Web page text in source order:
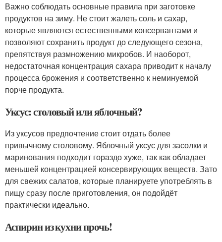
Важно соблюдать основные правила при заготовке
продуктов на зиму. Не стоит жалеть соль и сахар,
которые являются естественными консервантами и
позволяют сохранить продукт до следующего сезона,
препятствуя размножению микробов. И наоборот,
недостаточная концентрация сахара приводит к началу
процесса брожения и соответственно к неминуемой
порче продукта.
Уксус: столовый или яблочный?
Из уксусов предпочтение стоит отдать более
привычному столовому. Яблочный уксус для засолки и
маринования подходит гораздо хуже, так как обладает
меньшей концентрацией консервирующих веществ. Зато
для свежих салатов, которые планируете употреблять в
пищу сразу после приготовления, он подойдёт
практически идеально.
Аспирин из кухни прочь!